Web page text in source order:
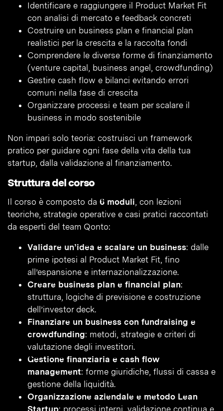
Identificare e raggiungere il Product Market Fit
con analisi di mercato e feedback concreti
Costruire un business plan e financial plan
realistici per la crescita e la raccolta fondi
Comprendere le diverse forme di finanziamento
(venture capital, business angel, crowdfunding)
Gestire cash flow e bilanci evitando errori
comuni nella fase di crescita
Organizzare processi e team per scalare il
business in modo sostenibile
Non impari solo teoria: costruisci un framework
pratico per guidare ogni fase della vita della tua
startup, dalla validazione al finanziamento.
Struttura del corso
Il corso è composto da 6 moduli, con lezioni
teoriche, strategie operative e casi pratici raccontati
da esperti del team Qonto:
Validare un’idea e scalare un business: dalle
prime ipotesi al Product Market Fit, fino
all’espansione e internazionalizzazione.
Creare business plan e financial plan:
struttura, logiche di previsione e costruzione
dell’investor deck.
Finanziare un business con fundraising e
crowdfunding: metodi, strategie e criteri di
valutazione degli investitori.
Gestione finanziaria e cash flow
management: forme giuridiche, flussi di cassa e
gestione della liquidità.
Organizzazione aziendale e metodo Lean